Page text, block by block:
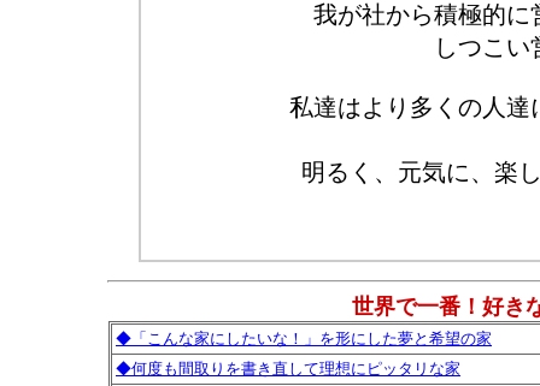
我が社から積極的に
しつこ
私達はより多くの人
明るく、元気に、楽
世界で一番！好き
◆「こんな家にしたいな！」を形にした夢と希望の家
◆何度も間取りを書き直して理想にピッタリな家